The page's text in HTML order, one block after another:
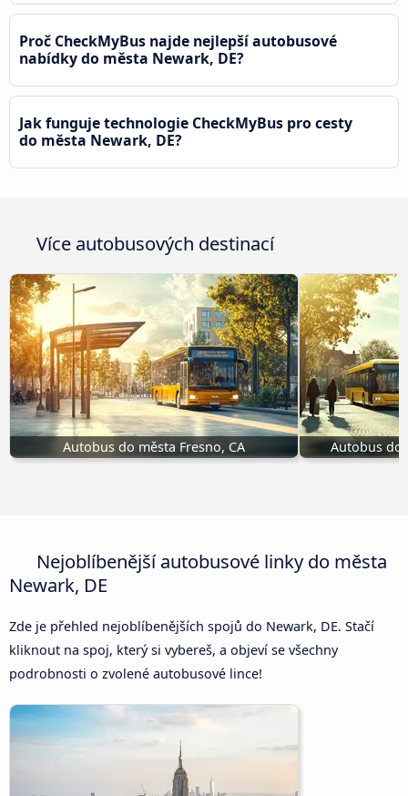
Proč CheckMyBus najde nejlepší autobusové
nabídky do města Newark, DE?
Jak funguje technologie CheckMyBus pro cesty
do města Newark, DE?
Více autobusových destinací
Autobus do města Fresno, CA Autobus do
Nejoblíbenější autobusové linky do města
Newark, DE
Zde je přehled nejoblíbenějších spojů do Newark, DE. Stačí
kliknout na spoj, který si vybereš, a objeví se všechny
podrobnosti o zvolené autobusové lince!